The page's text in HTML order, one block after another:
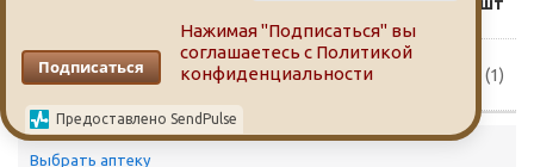
Доступно для заказа (1)
Выбрать аптеку
Подписаться
Нажимая "Подписаться" вы
соглашаетесь с Политикой
конфиденциальности
Предоставлено SendPulse